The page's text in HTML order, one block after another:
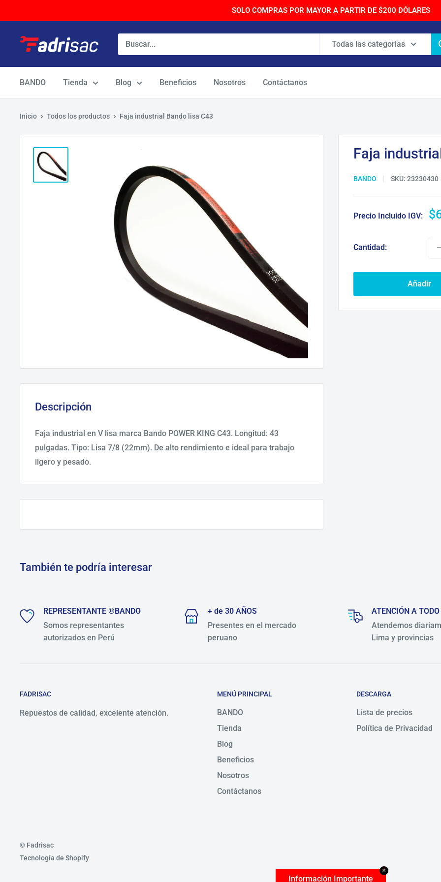
directamente
contenido
SOLO COMPRAS POR MAYOR A PARTIR DE $200 DÓLARES
Todas las categorias
BANDO Tienda Blog Beneficios Nosotros Contáctanos
Inicio Todos los productos Faja industrial Bando lisa C43
Faja
BANDO SKU: 23230430
Precio Incluido IGV:
Cantidad:
Añadir
Descripción
Faja industrial en V lisa marca Bando POWER KING C43. Longitud: 43
pulgadas. Tipo: Lisa 7/8 (22mm). De alto rendimiento e ideal para trabajo
ligero y pesado.
También te podría interesar
REPRESENTANTE ®BANDO
Somos representantes
autorizados en Perú
+ de 30 AÑOS
Presentes en el mercado
peruano
ATENCIÓN A TODO
Atendemos
Lima y provincias
FADRISAC
Repuestos de calidad, excelente atención.
MENÚ PRINCIPAL
BANDO
Tienda
Blog
Beneficios
Nosotros
Contáctanos
DESCARGA
Lista de precios
Política de Privacidad
© Fadrisac
Tecnología de Shopify
✕
Información Importante